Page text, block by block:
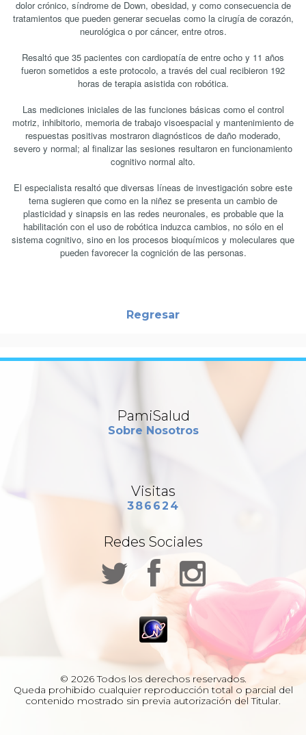
dolor crónico, síndrome de Down, obesidad, y como consecuencia de
tratamientos que pueden generar secuelas como la cirugía de corazón,
neurológica o por cáncer, entre otros.
Resaltó que 35 pacientes con cardiopatía de entre ocho y 11 años
fueron sometidos a este protocolo, a través del cual recibieron 192
horas de terapia asistida con robótica.
Las mediciones iniciales de las funciones básicas como el control
motriz, inhibitorio, memoria de trabajo visoespacial y mantenimiento de
respuestas positivas mostraron diagnósticos de daño moderado,
severo y normal; al finalizar las sesiones resultaron en funcionamiento
cognitivo normal alto.
El especialista resaltó que diversas líneas de investigación sobre este
tema sugieren que como en la niñez se presenta un cambio de
plasticidad y sinapsis en las redes neuronales, es probable que la
habilitación con el uso de robótica induzca cambios, no sólo en el
sistema cognitivo, sino en los procesos bioquímicos y moleculares que
pueden favorecer la cognición de las personas.
Regresar
PamiSalud
Sobre Nosotros
Visitas
386624
Redes Sociales
© 2026 Todos los derechos reservados.
Queda prohibido cualquier reproducción total o parcial del
contenido mostrado sin previa autorización del Titular.